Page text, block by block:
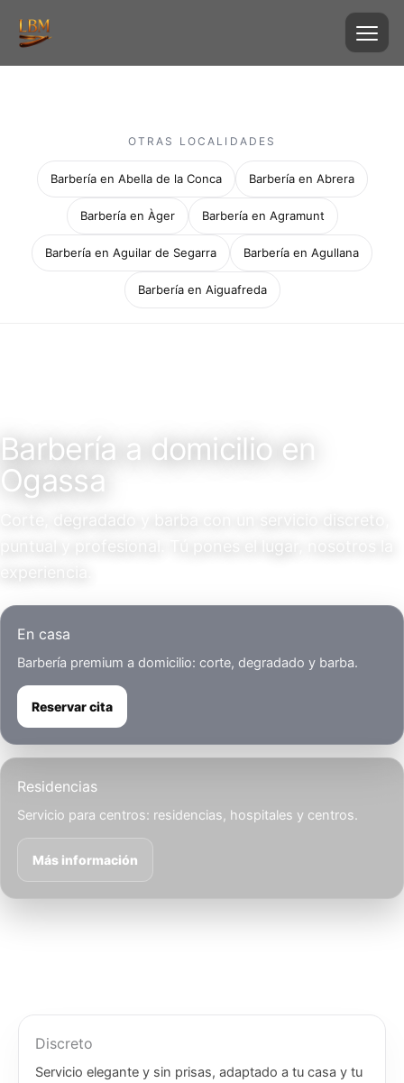
OTRAS LOCALIDADES
Barbería en Abella de la Conca Barbería en Abrera
Barbería en Àger Barbería en Agramunt
Barbería en Aguilar de Segarra Barbería en Agullana
Barbería en Aiguafreda
Barbería a domicilio en
Ogassa
Corte, degradado y barba con un servicio discreto,
puntual y profesional. Tú pones el lugar, nosotros la
En casa
Barbería premium a domicilio: corte, degradado y barba.
Reservar cita
Residencias
Servicio para centros: residencias, hospitales y centros.
Más información
Discreto
Servicio elegante y sin prisas, adaptado a tu casa y tu